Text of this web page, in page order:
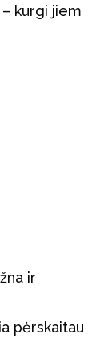
kurgi jiem
ir
pėrskaitau